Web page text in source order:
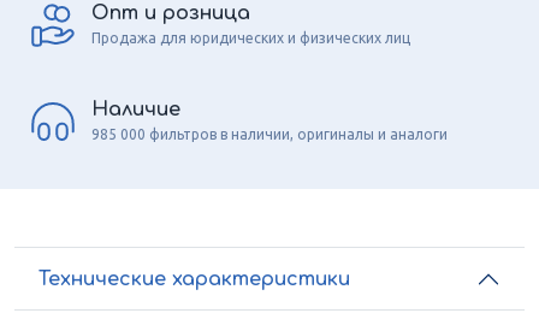
Опт и розница
Продажа для юридических и физических лиц
Наличие
985 000 фильтров в наличии, оригиналы и аналоги
Технические характеристики